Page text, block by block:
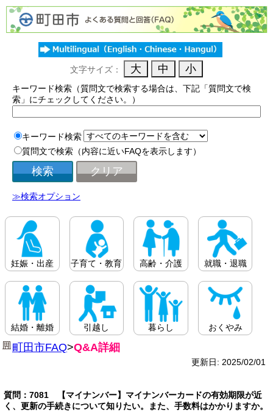
文字サイズ：
キーワード検索（質問文で検索する場合は、下記「質問文で検
索」にチェックしてください。）
キーワード検索
質問文で検索（内容に近いFAQを表示します）
≫検索オプション
妊娠・出産 子育て・教育 高齢・介護 就職・退職
結婚・離婚 引越し 暮らし おくやみ
町田市FAQ>Q&A詳細
更新日: 2025/02/01
質問：7081 【マイナンバー】マイナンバーカードの有効期限が近
く、更新の手続きについて知りたい。また、手数料はかかりますか。